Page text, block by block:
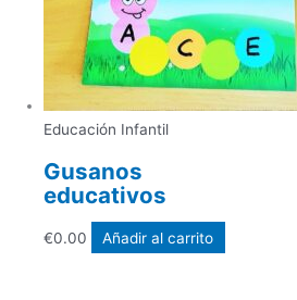
Educación Infantil
Gusanos
educativos
€0.00 Añadir al carrito